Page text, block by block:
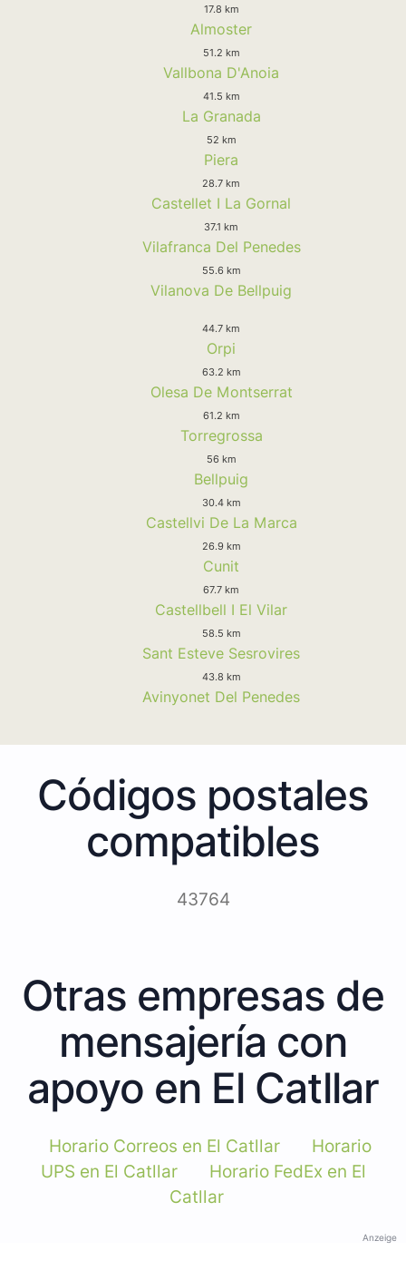
17.8 km
Almoster
51.2 km
Vallbona D'Anoia
41.5 km
La Granada
52 km
Piera
28.7 km
Castellet I La Gornal
37.1 km
Vilafranca Del Penedes
55.6 km
Vilanova De Bellpuig
44.7 km
Orpi
63.2 km
Olesa De Montserrat
61.2 km
Torregrossa
56 km
Bellpuig
30.4 km
Castellvi De La Marca
26.9 km
Cunit
67.7 km
Castellbell I El Vilar
58.5 km
Sant Esteve Sesrovires
43.8 km
Avinyonet Del Penedes
Códigos postales
compatibles
43764
Otras empresas de
mensajería con
apoyo en El Catllar
Horario Correos en El Catllar
Horario
UPS en El Catllar
Horario FedEx en El
Catllar
Anzeige